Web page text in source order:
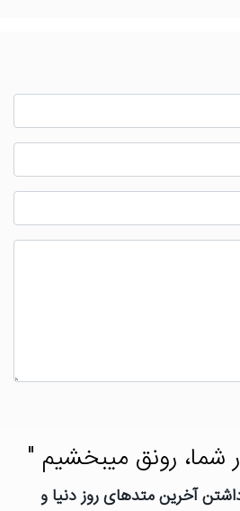
رونق میبخشیم "
آخرین متدهای روز دنیا و